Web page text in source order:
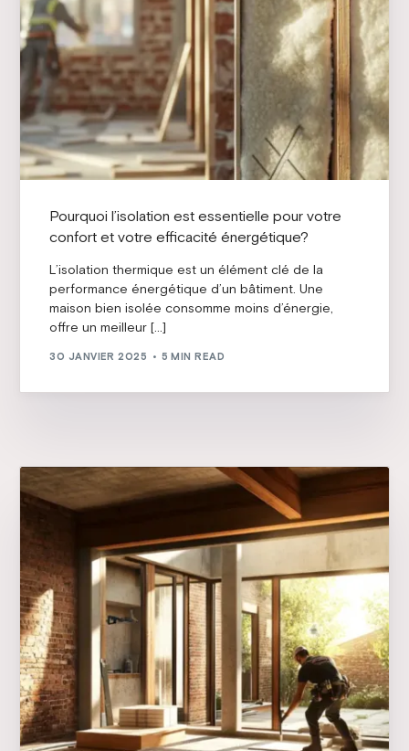
Pourquoi l’isolation est essentielle pour votre
confort et votre efficacité énergétique?
L’isolation thermique est un élément clé de la
performance énergétique d’un bâtiment. Une
maison bien isolée consomme moins d’énergie,
offre un meilleur […]
30 JANVIER 2025 5 MIN READ